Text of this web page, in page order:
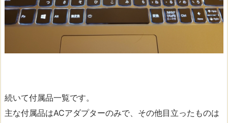
続いて付属品一覧です。
主な付属品はACアダプターのみで、その他目立ったものは